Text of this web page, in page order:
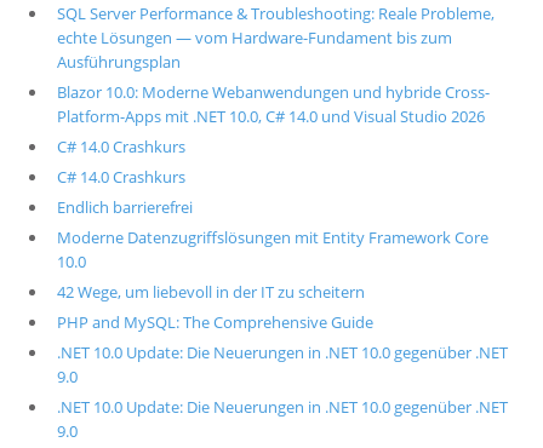
SQL Server Performance & Troubleshooting: Reale Probleme,
echte Lösungen — vom Hardware-Fundament bis zum
Ausführungsplan
Blazor 10.0: Moderne Webanwendungen und hybride Cross-
Platform-Apps mit .NET 10.0, C# 14.0 und Visual Studio 2026
C# 14.0 Crashkurs
C# 14.0 Crashkurs
Endlich barrierefrei
Moderne Datenzugriffslösungen mit Entity Framework Core
10.0
42 Wege, um liebevoll in der IT zu scheitern
PHP and MySQL: The Comprehensive Guide
.NET 10.0 Update: Die Neuerungen in .NET 10.0 gegenüber .NET
9.0
.NET 10.0 Update: Die Neuerungen in .NET 10.0 gegenüber .NET
9.0